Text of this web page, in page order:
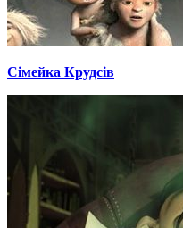
Сімейка Крудсів